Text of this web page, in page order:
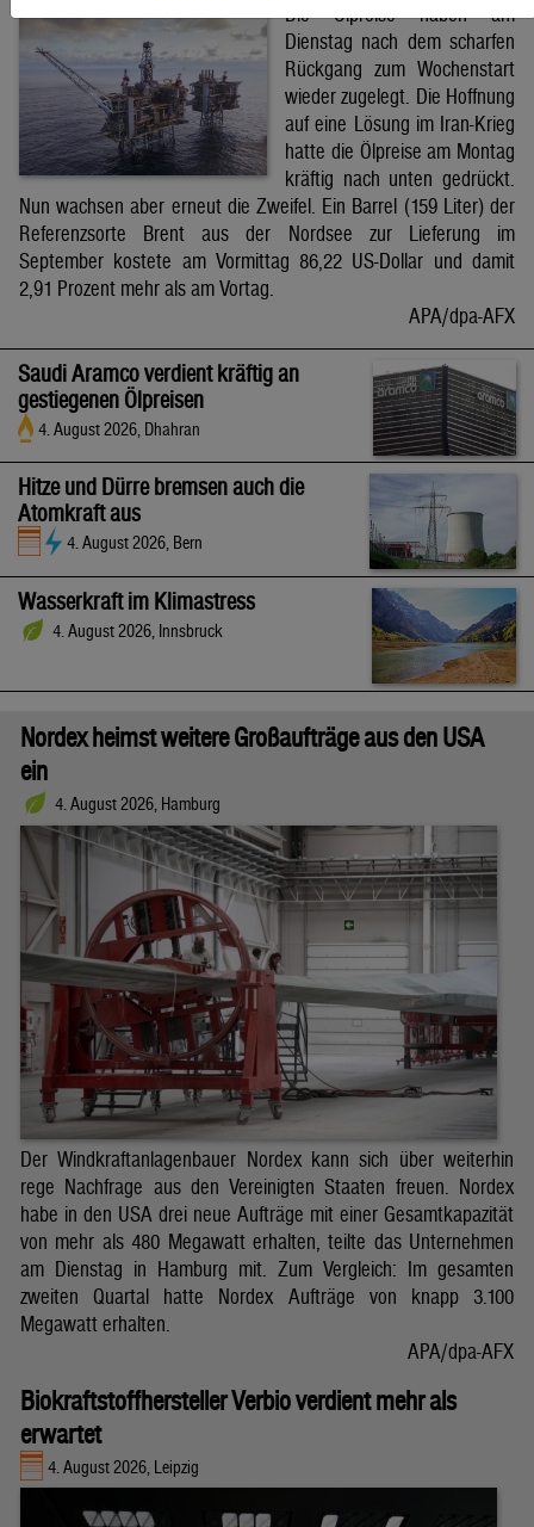
Die Ölpreise haben am
Dienstag nach dem scharfen
Rückgang zum Wochenstart
wieder zugelegt. Die Hoffnung
auf eine Lösung im Iran-Krieg
hatte die Ölpreise am Montag
kräftig nach unten gedrückt.
Nun wachsen aber erneut die Zweifel. Ein Barrel (159 Liter) der
Referenzsorte Brent aus der Nordsee zur Lieferung im
September kostete am Vormittag 86,22 US-Dollar und damit
2,91 Prozent mehr als am Vortag.
APA/dpa-AFX
Saudi Aramco verdient kräftig an
gestiegenen Ölpreisen
4. August 2026, Dhahran
Hitze und Dürre bremsen auch die
Atomkraft aus
4. August 2026, Bern
Wasserkraft im Klimastress
4. August 2026, Innsbruck
Nordex heimst weitere Großaufträge aus den USA
ein
4. August 2026, Hamburg
Der Windkraftanlagenbauer Nordex kann sich über weiterhin
rege Nachfrage aus den Vereinigten Staaten freuen. Nordex
habe in den USA drei neue Aufträge mit einer Gesamtkapazität
von mehr als 480 Megawatt erhalten, teilte das Unternehmen
am Dienstag in Hamburg mit. Zum Vergleich: Im gesamten
zweiten Quartal hatte Nordex Aufträge von knapp 3.100
Megawatt erhalten.
APA/dpa-AFX
Biokraftstoffhersteller Verbio verdient mehr als
erwartet
4. August 2026, Leipzig